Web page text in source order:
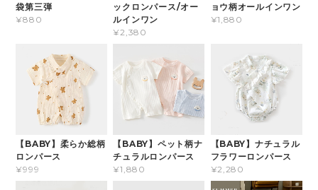
袋第三弾
¥880
ックロンパース/オー
ルインワン
¥2,380
ョウ柄オールインワン
¥1,880
【BABY】柔らか総柄
ロンパース
¥999
【BABY】ペット柄ナ
チュラルロンパース
¥1,880
【BABY】ナチュラル
フラワーロンパース
¥2,280